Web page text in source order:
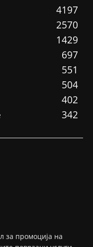
4197
2570
1429
697
551
504
402
342
за промоција на